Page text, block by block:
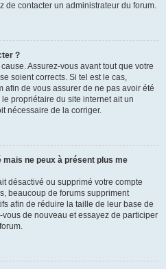
de contacter un administrateur du forum.
?
Assurez-vous avant tout que votre
soient corrects. Si tel est le cas,
afin de vous assurer de ne pas avoir été
propriétaire du site internet ait un
nécessaire de la corriger.
ne peux à présent plus me
désactivé ou supprimé votre compte
beaucoup de forums suppriment
afin de réduire la taille de leur base de
de nouveau et essayez de participer